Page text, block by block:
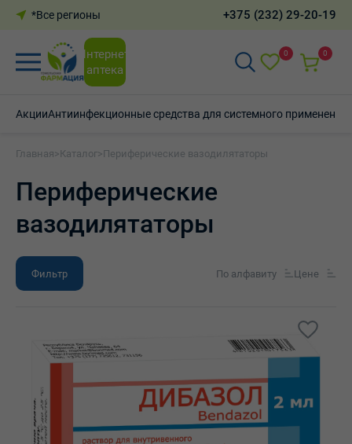
*Все регионы +375 (232) 29-20-19
Интернет-
аптека
0 0
АкцииАнтиинфекционные средства для системного применения
Главная >Каталог>Периферические вазодилятаторы
Периферические
вазодилятаторы
Фильтр По алфавиту Цене